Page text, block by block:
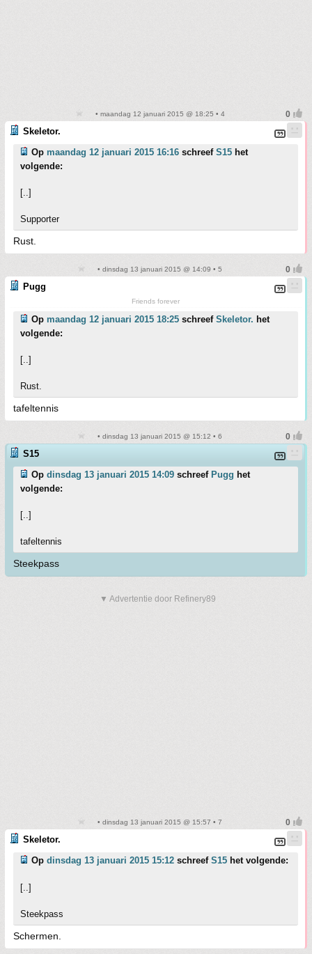
• maandag 12 januari 2015 @ 18:25 • 4
Skeletor.
Op maandag 12 januari 2015 16:16 schreef S15 het
volgende:
[..]
Supporter
Rust.
• dinsdag 13 januari 2015 @ 14:09 • 5
Pugg
Friends forever
Op maandag 12 januari 2015 18:25 schreef Skeletor. het
volgende:
[..]
Rust.
tafeltennis
• dinsdag 13 januari 2015 @ 15:12 • 6
S15
Op dinsdag 13 januari 2015 14:09 schreef Pugg het
volgende:
[..]
tafeltennis
Steekpass
▼ Advertentie door Refinery89
• dinsdag 13 januari 2015 @ 15:57 • 7
Skeletor.
Op dinsdag 13 januari 2015 15:12 schreef S15 het volgende:
[..]
Steekpass
Schermen.